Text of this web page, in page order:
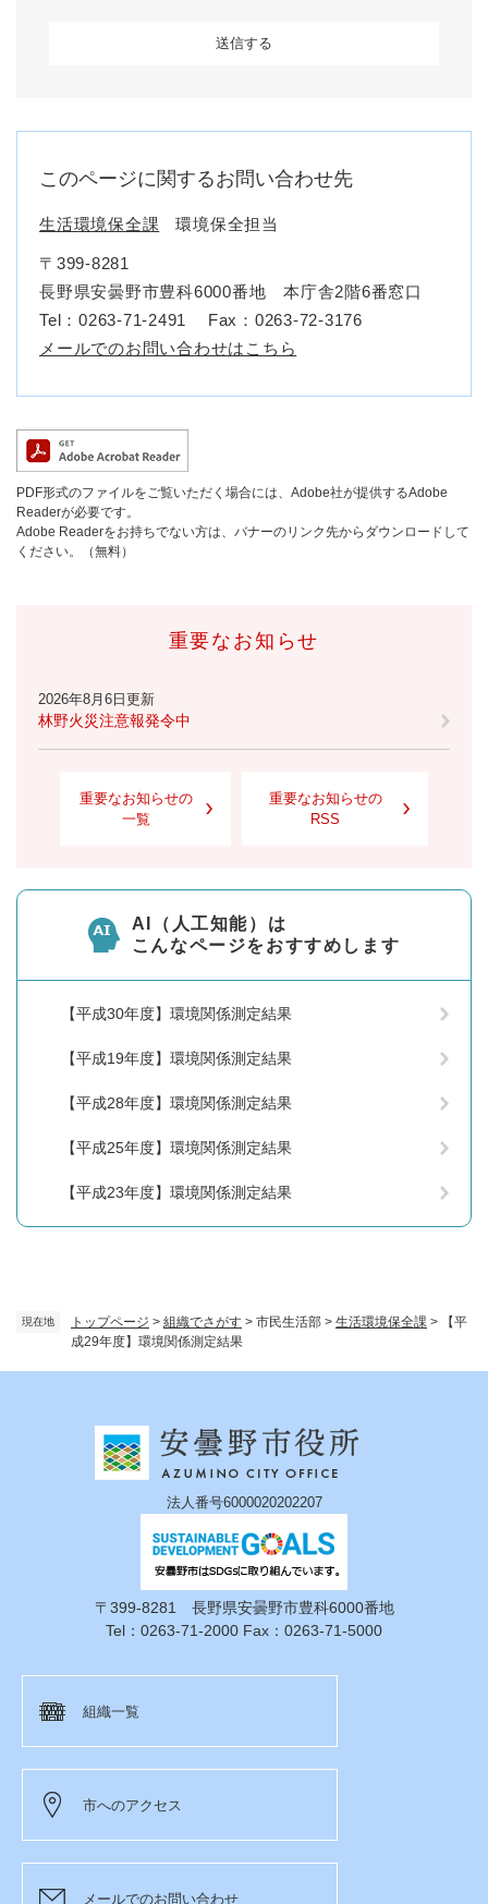
現在地 トップページ > 組織でさがす > 市民生活部 > 生活環境保全課 >
【平
成29年度】環境関係測定結果
このページに関するお問い合わせ先
生活環境保全課 環境保全担当
〒399-8281
長野県安曇野市豊科6000番地 本庁舎2階6番窓口
Tel：0263-71-2491
Fax：0263-72-3176
メールでのお問い合わせはこちら
PDF形式のファイルをご覧いただく場合には、Adobe社が提供するAdobe
Readerが必要です。
Adobe Readerをお持ちでない方は、バナーのリンク先からダウンロードして
ください。（無料）
重要なお知らせ
2026年8月6日更新
林野火災注意報発令中
重要なお知らせの
一覧
重要なお知らせの
RSS
AI（人工知能）は
こんなページをおすすめします
【平成30年度】環境関係測定結果
【平成19年度】環境関係測定結果
【平成28年度】環境関係測定結果
【平成25年度】環境関係測定結果
【平成23年度】環境関係測定結果
法人番号6000020202207
〒399-8281 長野県安曇野市豊科6000番地
Tel：0263-71-2000 Fax：0263-71-5000
組織一覧
市へのアクセス
メールでのお問い合わせ